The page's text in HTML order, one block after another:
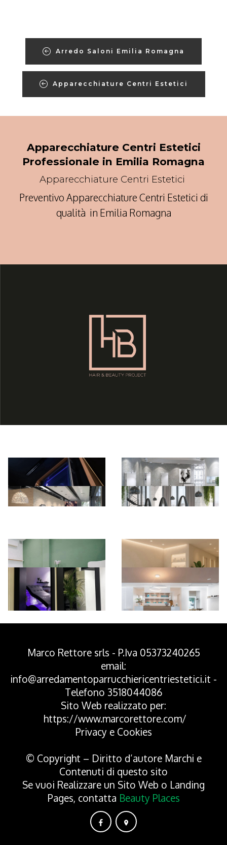
Arredo Saloni Emilia Romagna
Apparecchiature Centri Estetici
Apparecchiature Centri Estetici
Professionale in Emilia Romagna
Apparecchiature Centri Estetici
Preventivo Apparecchiature Centri Estetici di
qualità in Emilia Romagna
Marco Rettore srls - P.Iva 05373240265
email:
info@arredamentoparrucchiericentriestetici.it -
Telefono 3518044086
Sito Web realizzato per:
https://www.marcorettore.com/
Privacy e Cookies
© Copyright – Diritto d’autore Marchi e
Contenuti di questo sito
Se vuoi Realizzare un Sito Web o Landing
Pages, contatta Beauty Places